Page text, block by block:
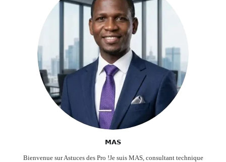
𝗠𝗔𝗦
Bienvenue sur Astuces des Pro !Je suis MAS, consultant technique